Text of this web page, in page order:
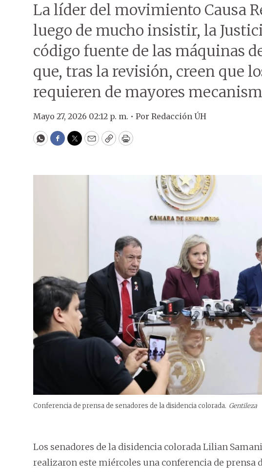
La líder del movimiento Causa
luego de mucho insistir, la
código fuente de las máquinas
que, tras la revisión, creen que
requieren de mayores
Mayo 27, 2026 02:12 p. m. • Por Redacción ÚH
WhatsApp
Facebook
Twitter
EmailCopyPrint
Conferencia de prensa de senadores de la disidencia colorada. Gentileza
Los senadores de la disidencia colorada Lilian
realizaron este miércoles una conferencia de prensa